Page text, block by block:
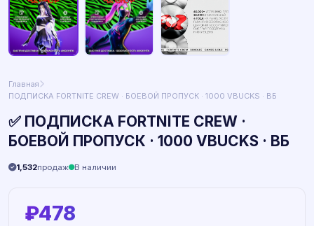
Главная
ПОДПИСКА FORTNITE CREW · БОЕВОЙ ПРОПУСК · 1000 VBUCKS · ВБ
✅ ПОДПИСКА FORTNITE CREW ·
БОЕВОЙ ПРОПУСК · 1000 VBUCKS · ВБ
1,532продаж В наличии
₽478